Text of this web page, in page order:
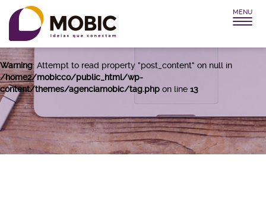
MENU
Warning
: Attempt to read property "post_title" on null in
/home2/mobicco/public_html/wp-
content/themes/agenciamobic/tag.php
Warning: Attempt to read property "post_content" on null in
/home2/mobicco/public_html/wp-
content/themes/agenciamobic/tag.php on line 13